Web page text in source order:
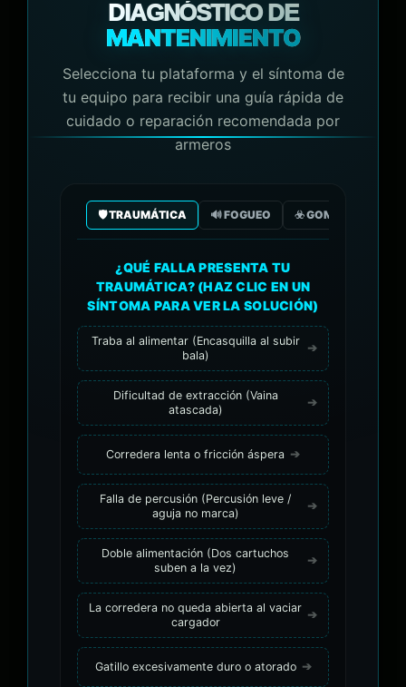
DIAGNÓSTICO DE
MANTENIMIENTO
Selecciona tu plataforma y el síntoma de
tu equipo para recibir una guía rápida de
cuidado o reparación recomendada por
armeros
🛡️ TRAUMÁTICA 🔊 FOGUEO ☣️ GOMA/GAS CO2
¿QUÉ FALLA PRESENTA TU
TRAUMÁTICA? (HAZ CLIC EN UN
SÍNTOMA PARA VER LA SOLUCIÓN)
Traba al alimentar (Encasquilla al subir
bala)
Dificultad de extracción (Vaina
atascada)
Corredera lenta o fricción áspera
Falla de percusión (Percusión leve /
aguja no marca)
Doble alimentación (Dos cartuchos
suben a la vez)
La corredera no queda abierta al vaciar
cargador
Gatillo excesivamente duro o atorado